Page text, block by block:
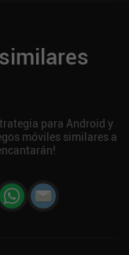
para Android y
móviles similares a